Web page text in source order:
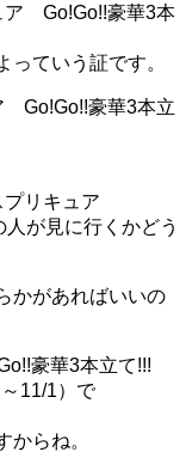
ア Go!Go!!豪華3本
ていう証です。
Go!Go!!豪華3本立
プリキュア
が見に行くかどう
かがあればいいの
豪華3本立て!!!
11/1）で
からね。